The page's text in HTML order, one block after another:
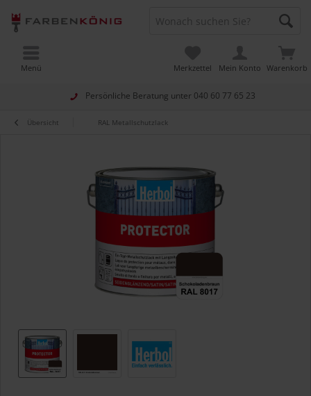
Persönliche Beratung unter 040 60 77 65 23
Warenkorb
Merkzettel Mein Konto
Menü
Übersicht RAL Metallschutzlack